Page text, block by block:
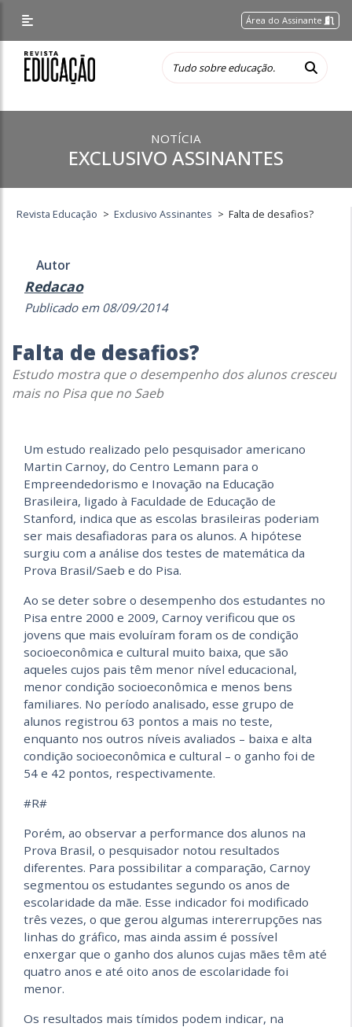
Área do Assinante
NOTÍCIA
EXCLUSIVO ASSINANTES
Revista Educação > Exclusivo Assinantes > Falta de desafios?
Autor
Redacao
Publicado em 08/09/2014
Falta de desafios?
Estudo mostra que o desempenho dos alunos cresceu
mais no Pisa que no Saeb
Um estudo realizado pelo pesquisador americano
Martin Carnoy, do Centro Lemann para o
Empreendedorismo e Inovação na Educação
Brasileira, ligado à Faculdade de Educação de
Stanford, indica que as escolas brasileiras poderiam
ser mais desafiadoras para os alunos. A hipótese
surgiu com a análise dos testes de matemática da
Prova Brasil/Saeb e do Pisa.
Ao se deter sobre o desempenho dos estudantes no
Pisa entre 2000 e 2009, Carnoy verificou que os
jovens que mais evoluíram foram os de condição
socioeconômica e cultural muito baixa, que são
aqueles cujos pais têm menor nível educacional,
menor condição socioeconômica e menos bens
familiares. No período analisado, esse grupo de
alunos registrou 63 pontos a mais no teste,
enquanto nos outros níveis avaliados – baixa e alta
condição socioeconômica e cultural – o ganho foi de
54 e 42 pontos, respectivamente.
#R#
Porém, ao observar a performance dos alunos na
Prova Brasil, o pesquisador notou resultados
diferentes. Para possibilitar a comparação, Carnoy
segmentou os estudantes segundo os anos de
escolaridade da mãe. Esse indicador foi modificado
três vezes, o que gerou algumas intererrupções nas
linhas do gráfico, mas ainda assim é possível
enxergar que o ganho dos alunos cujas mães têm até
quatro anos e até oito anos de escolaridade foi
menor.
Os resultados mais tímidos podem indicar, na